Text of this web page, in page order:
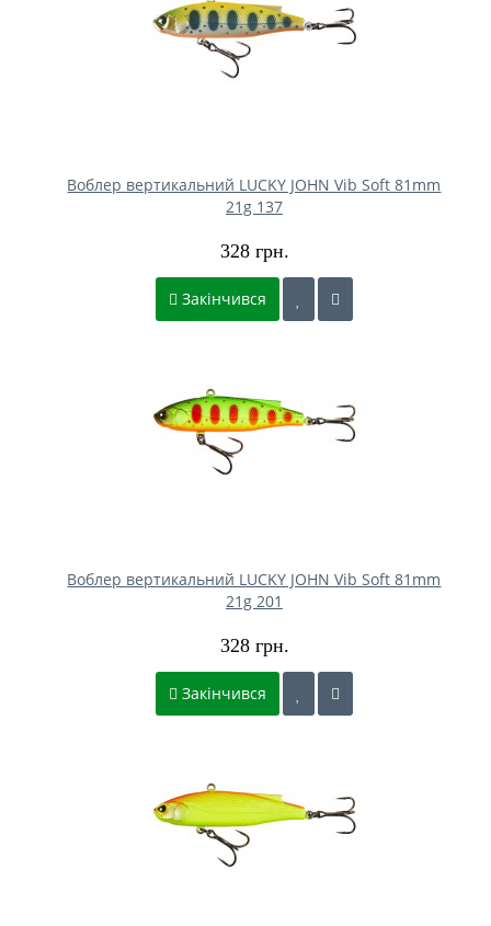
Воблер вертикальний LUCKY JOHN Vib Soft 81mm
21g 137
328 грн.
Закінчився
Воблер вертикальний LUCKY JOHN Vib Soft 81mm
21g 201
328 грн.
Закінчився